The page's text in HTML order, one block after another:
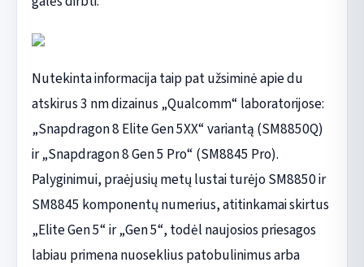
Nutekinta informacija taip pat užsiminė apie du
atskirus 3 nm dizainus „Qualcomm“ laboratorijose:
„Snapdragon 8 Elite Gen 5XX“ variantą (SM8850Q)
ir „Snapdragon 8 Gen 5 Pro“ (SM8845 Pro).
Palyginimui, praėjusių metų lustai turėjo SM8850 ir
SM8845 komponentų numerius, atitinkamai skirtus
„Elite Gen 5“ ir „Gen 5“, todėl naujosios priesagos
labiau primena nuoseklius patobulinimus arba